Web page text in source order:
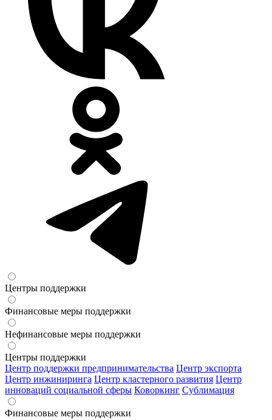
Центры поддержки
Финансовые меры поддержки
Нефинансовые меры поддержки
Центры поддержки
Центр поддержки предпринимательства Центр экспорта
Центр инжиниринга Центр кластерного развития Центр
инноваций социальной сферы Коворкинг Сублимация
Финансовые меры поддержки